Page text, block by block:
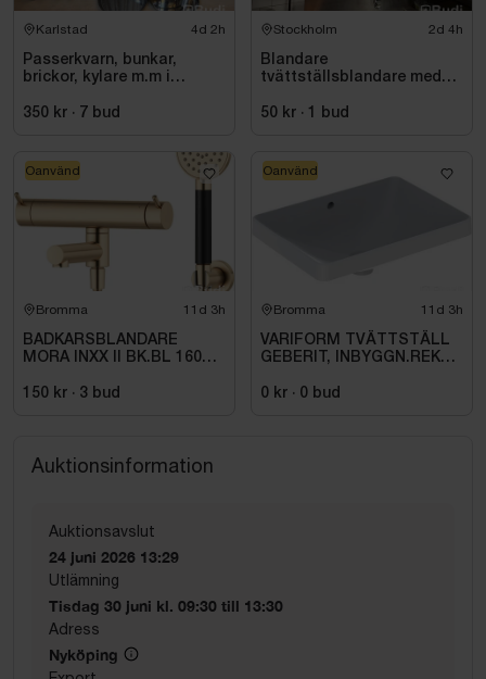
Karlstad 4d 2h
Passerkvarn, bunkar,
brickor, kylare m.m i
350 kr · 7 bud
Stockholm 2d 4h
Blandare
tvättställsblandare med
50 kr · 1 bud
Bromma 11d 3h
BADKARSBLANDARE
MORA INXX II BK.BL 160
BORSTAD MÄSSING PVD
150 kr · 3 bud
Oanvänd
Bromma 11d 3h
VARIFORM TVÄTTSTÄLL
GEBERIT, INBYGGN.REKT
0 kr · 0 bud
Oanvänd
Auktionsinformation
Auktionsavslut
24 juni 2026 13:29
Utlämning
Tisdag 30 juni kl. 09:30 till 13:30
Adress
Nyköping